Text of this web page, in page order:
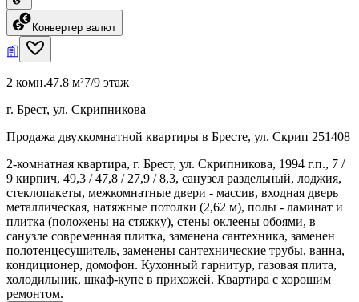
Конвертер валют
2 комн.47.8 м²7/9 этаж
г. Брест, ул. Скрипникова
Продажа двухкомнатной квартиры в Бресте, ул. Скрип 251408
2-комнатная квартира, г. Брест, ул. Скрипникова, 1994 г.п., 7 /
9 кирпич, 49,3 / 47,8 / 27,9 / 8,3, санузел раздельный, лоджия,
стеклопакеты, межкомнатные двери - массив, входная дверь
металлическая, натяжные потолки (2,62 м), полы - ламинат и
плитка (положены на стяжку), стены оклеены обоями, в
санузле современная плитка, заменена сантехника, заменен
полотенцесушитель, заменены сантехнические трубы, ванна,
кондиционер, домофон. Кухонный гарнитур, газовая плита,
холодильник, шкаф-купе в прихожей. Квартира с хорошим
ремонтом.